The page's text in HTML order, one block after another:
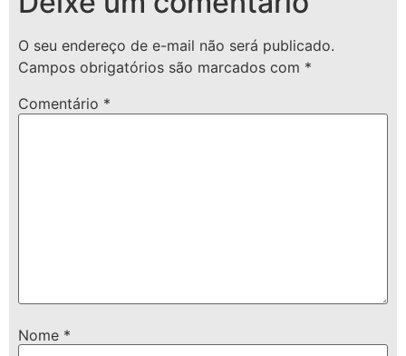
O seu endereço de e-mail não será publicado.
Campos obrigatórios são marcados com *
Comentário *
Nome *